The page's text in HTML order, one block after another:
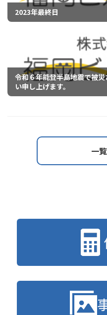
2023年最終日
令和６年能登半島地震で被
い申し上げます。
一